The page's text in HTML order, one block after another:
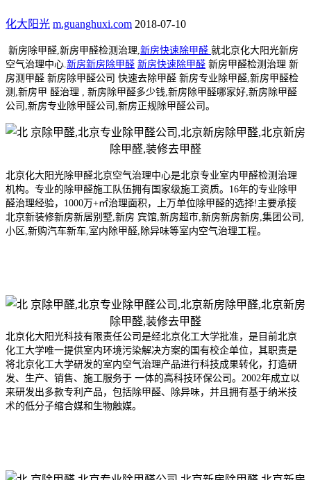
化大阳光 m.guanghuxi.com 2018-07-10
新房除甲醛,新房甲醛检测治理, 新房快速除甲醛 就北京化大阳光新房
空气治理中心. 新房新房除甲醛 新房快速除甲醛 新房甲醛检测治理 新
房测甲醛 新房除甲醛公司 快速去除甲醛 新房专业除甲醛,新房甲醛检
测,新房甲 醛治理 , 新房除甲醛多少钱,新房除甲醛哪家好,新房除甲醛
公司,新房专业除甲醛公司,新房正规除甲醛公司。
北京化大阳光除甲醛北京空气治理中心是北京专业室内甲醛检测治理
机构。专业的除甲醛施工队伍拥有国家级施工资质。16年的专业除甲
醛治理经验，1000万+㎡治理面积，上万单位除甲醛的选择!主要承接
北京新装修新房新居别墅,新房 宾馆,新房超市,新房新房新房,集团公司,
小区,新购汽车新车,室内除甲醛,除异味等室内空气治理工程。
北京化大阳光科技有限责任公司是经北京化工大学批准，是目前北京
化工大学唯一提供室内环境污染解决方案的国有校企单位，其职责是
将北京化工大学研发的室内空气治理产品进行科技成果转化，打造研
发、生产、销售、施工服务于 一体的高科技环保公司。2002年成立以
来研发出多款专利产品，包括除甲醛、除异味，并且拥有基于纳米技
术的低分子缩合媒和生物触媒。